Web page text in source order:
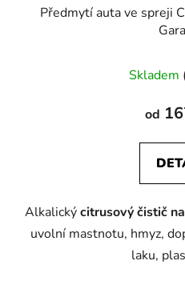
Předmytí auta ve spreji
Skladem
od
Alkalickýcitrusový čistič
uvolní mastnotu, hmyz,
laku,